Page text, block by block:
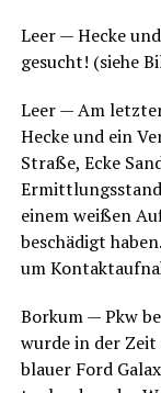
Leer — Hecke
gesucht! (sie­he
Leer — Am
Hecke und ein
Stra­ße, Ecke
einem wei­ßen
beschä­digt
um
Bor­kum — Pkw
wur­de in der Zeit
blau­er Ford